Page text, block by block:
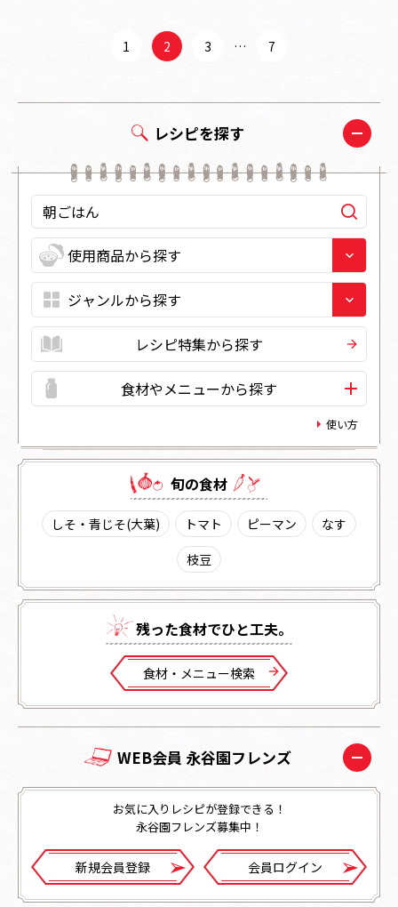
1 2 3 … 7
レシピを探す
レシピ特集から探す
食材やメニューから探す
使い方
旬の⾷材
しそ・青じそ(大葉) トマト ピーマン
なす
枝豆
残った⾷材でひと⼯夫。
⾷材・メニュー検索
WEB会員 永谷園フレンズ
お気に入りレシピが登録できる！
永谷園フレンズ募集中！
新規会員登録 会員ログイン